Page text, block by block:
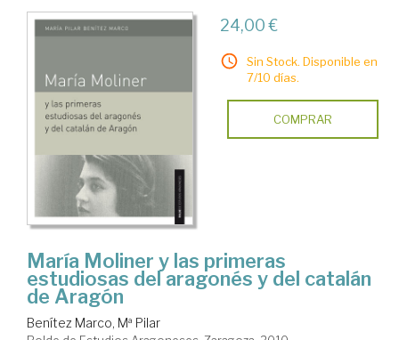
24,00 €
Sin Stock. Disponible en
7/10 días.
COMPRAR
María Moliner y las primeras
estudiosas del aragonés y del catalán
de Aragón
Benítez Marco, Mª Pilar